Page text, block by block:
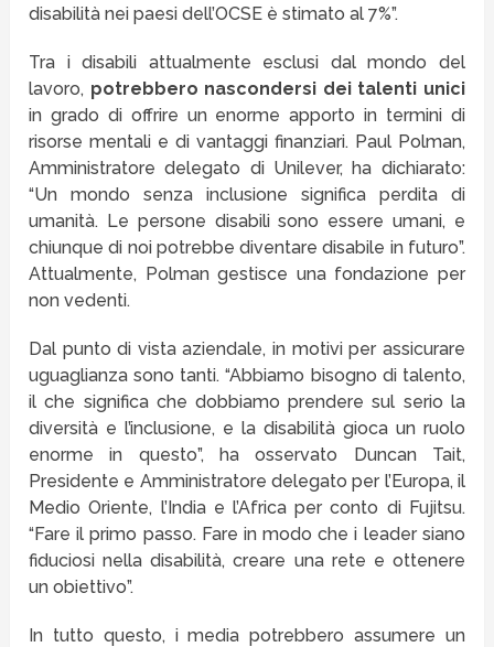
disabilità nei paesi dell’OCSE è stimato al 7%”.
Tra i disabili attualmente esclusi dal mondo del
lavoro, potrebbero nascondersi dei talenti unici
in grado di offrire un enorme apporto in termini di
risorse mentali e di vantaggi finanziari. Paul Polman,
Amministratore delegato di Unilever, ha dichiarato:
“Un mondo senza inclusione significa perdita di
umanità. Le persone disabili sono essere umani, e
chiunque di noi potrebbe diventare disabile in futuro”.
Attualmente, Polman gestisce una fondazione per
non vedenti.
Dal punto di vista aziendale, in motivi per assicurare
uguaglianza sono tanti. “Abbiamo bisogno di talento,
il che significa che dobbiamo prendere sul serio la
diversità e l’inclusione, e la disabilità gioca un ruolo
enorme in questo”, ha osservato Duncan Tait,
Presidente e Amministratore delegato per l’Europa, il
Medio Oriente, l’India e l’Africa per conto di Fujitsu.
“Fare il primo passo. Fare in modo che i leader siano
fiduciosi nella disabilità, creare una rete e ottenere
un obiettivo”.
In tutto questo, i media potrebbero assumere un